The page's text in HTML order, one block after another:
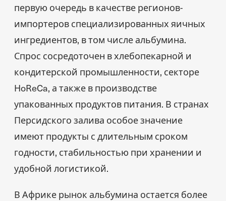
первую очередь в качестве регионов-
импортеров специализированных яичных
ингредиентов, в том числе альбумина.
Спрос сосредоточен в хлебопекарной и
кондитерской промышленности, секторе
HoReCa, а также в производстве
упакованных продуктов питания. В странах
Персидского залива особое значение
имеют продукты с длительным сроком
годности, стабильностью при хранении и
удобной логистикой.
В Африке рынок альбумина остается более